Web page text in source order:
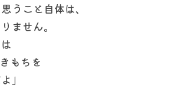
うこと自体は、
ません。
もちを
」